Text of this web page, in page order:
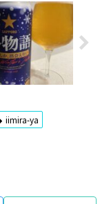
iimira-ya